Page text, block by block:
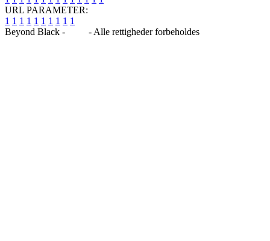
URL PARAMETER:
1 1 1 1 1 1 1 1 1 1
Beyond Black -
- Alle rettigheder forbeholdes